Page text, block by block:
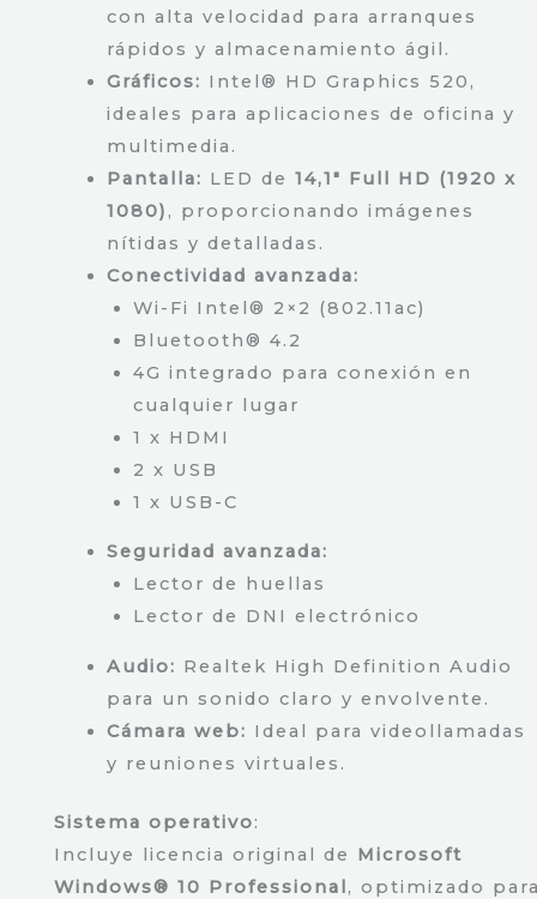
con alta velocidad para arranques
rápidos y almacenamiento ágil.
Gráficos: Intel® HD Graphics 520,
ideales para aplicaciones de oficina y
multimedia.
Pantalla: LED de 14,1″ Full HD (1920 x
1080) , proporcionando imágenes
nítidas y detalladas.
Conectividad avanzada:
Wi-Fi Intel® 2×2 (802.11ac)
Bluetooth® 4.2
4G integrado para conexión en
cualquier lugar
1 x HDMI
2 x USB
1 x USB-C
Seguridad avanzada:
Lector de huellas
Lector de DNI electrónico
Audio: Realtek High Definition Audio
para un sonido claro y envolvente.
Cámara web: Ideal para videollamadas
y reuniones virtuales.
Sistema operativo:
Incluye licencia original de Microsoft
Windows® 10 Professional, optimizado